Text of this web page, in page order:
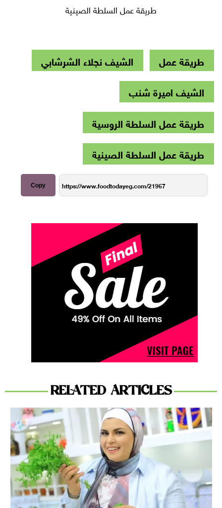
طريقة عمل السلطة الصينية
طريقة عمل
الشيف نجلاء الشرشابي
الشيف اميرة شنب
طريقة عمل السلطة الروسية
طريقة عمل السلطة الصينية
Copy
RELATED ARTICLES